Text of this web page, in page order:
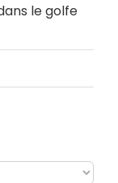
le golfe